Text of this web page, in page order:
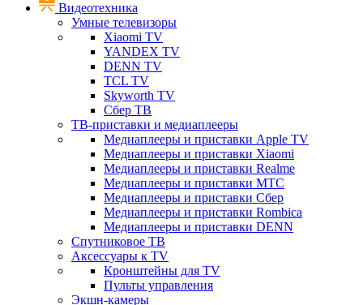
Видеотехника
Умные телевизоры
Xiaomi TV
YANDEX TV
DENN TV
TCL TV
Skyworth TV
Сбер ТВ
ТВ-приставки и медиаплееры
Медиаплееры и приставки Apple TV
Медиаплееры и приставки Xiaomi
Медиаплееры и приставки Realme
Медиаплееры и приставки МТС
Медиаплееры и приставки Сбер
Медиаплееры и приставки Rombica
Медиаплееры и приставки DENN
Спутниковое ТВ
Аксессуары к TV
Кронштейны для TV
Пульты управления
Экшн-камеры